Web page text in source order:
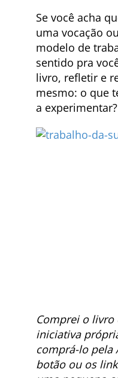
Se você acha
uma vocação
modelo de
sentido pra
livro, refletir e
mesmo: o que
a experimentar?
Comprei o
iniciativa
comprá-lo pela
botão ou os